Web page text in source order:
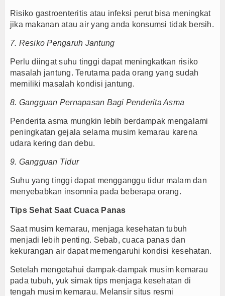
Risiko gastroenteritis atau infeksi perut bisa meningkat
jika makanan atau air yang anda konsumsi tidak bersih.
7. Resiko Pengaruh Jantung
Perlu diingat suhu tinggi dapat meningkatkan risiko
masalah jantung. Terutama pada orang yang sudah
memiliki masalah kondisi jantung.
8. Gangguan Pernapasan Bagi Penderita Asma
Penderita asma mungkin lebih berdampak mengalami
peningkatan gejala selama musim kemarau karena
udara kering dan debu.
9. Gangguan Tidur
Suhu yang tinggi dapat mengganggu tidur malam dan
menyebabkan insomnia pada beberapa orang.
Tips Sehat Saat Cuaca Panas
Saat musim kemarau, menjaga kesehatan tubuh
menjadi lebih penting. Sebab, cuaca panas dan
kekurangan air dapat memengaruhi kondisi kesehatan.
Setelah mengetahui dampak-dampak musim kemarau
pada tubuh, yuk simak tips menjaga kesehatan di
tengah musim kemarau. Melansir situs resmi